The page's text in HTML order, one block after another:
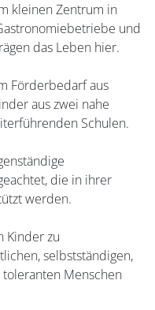
kleinen Zentrum in
und
das Leben hier.
Förderbedarf aus
aus zwei nahe
Schulen.
die in ihrer
werden.
Kinder zu
selbstständigen,
Menschen